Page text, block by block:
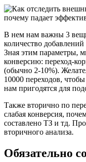
В нем нам важны 3
количество
Зная этим параметры,
конверсию: переход-
(обычно 2-10%).
10000 переходов,
нам пригодятся для
Также вторично по
слабая конверсия,
составлено ТЗ и тд.
вторичного анализа.
Обязательно